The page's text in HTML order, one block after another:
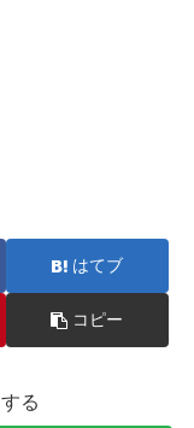
はてブ
コピー
る